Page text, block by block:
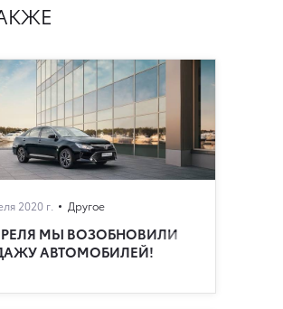
2020 г. Другое
МЫ ВОЗОБНОВИЛИ
АВТОМОБИЛЕЙ!